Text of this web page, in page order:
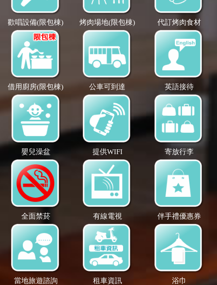
歡唱設備(限包棟) 烤肉場地(限包棟) 代訂烤肉食材
借用廚房(限包棟) 公車可到達 英語接待
嬰兒澡盆 提供WIFI 寄放行李
全面禁菸 有線電視 伴手禮優惠券
當地旅遊諮詢 租車資訊 浴巾